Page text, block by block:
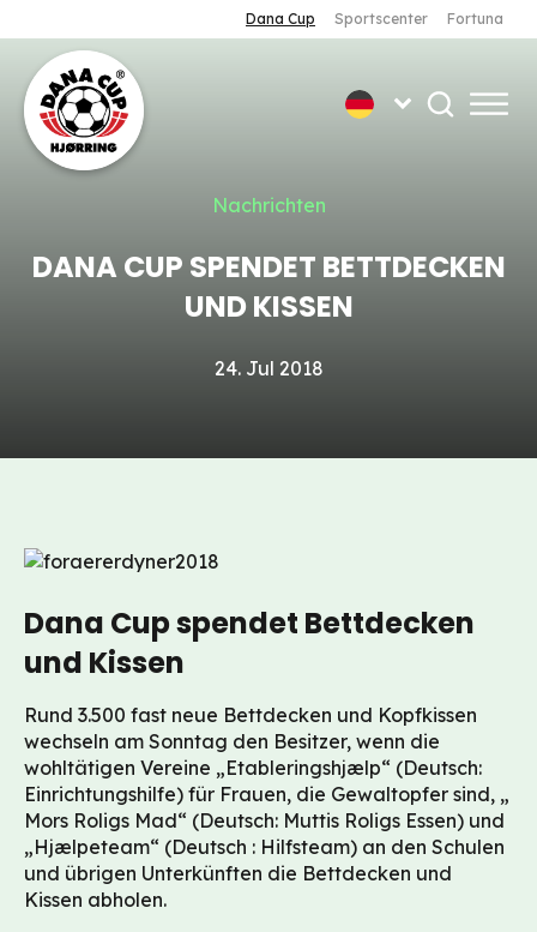
Dana Cup Sportscenter Fortuna
Nachrichten
DANA CUP SPENDET BETTDECKEN
UND KISSEN
24. Jul 2018
Dana Cup spendet Bettdecken
und Kissen
Rund 3.500 fast neue Bettdecken und Kopfkissen
wechseln am Sonntag den Besitzer, wenn die
wohltätigen Vereine „Etableringshjælp“ (Deutsch:
Einrichtungshilfe) für Frauen, die Gewaltopfer sind, „
Mors Roligs Mad“ (Deutsch: Muttis Roligs Essen) und
„Hjælpeteam“ (Deutsch : Hilfsteam) an den Schulen
und übrigen Unterkünften die Bettdecken und
Kissen abholen.